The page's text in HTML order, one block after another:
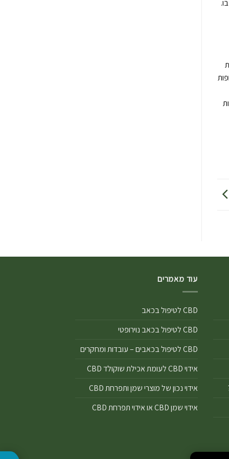
עוד מאמרים
CBD לטיפול בכאב
CBD לטיפול בכאב נוירופטי
CBD לטיפול בכאבים – עובדות ומחקרים
אידוי CBD לעומת אכילת שוקולד CBD
אידוי נכון של מוצרי שמן ותפרחת CBD
אידוי שמן CBD או אידוי תפרחת CBD